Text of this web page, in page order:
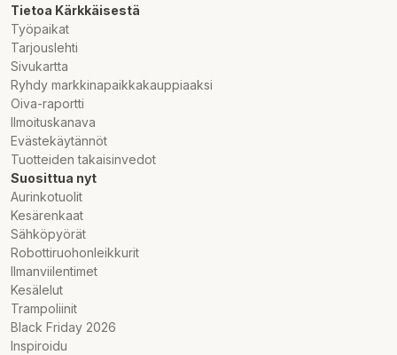
Tietoa Kärkkäisestä
Työpaikat
Tarjouslehti
Sivukartta
Ryhdy markkinapaikkakauppiaaksi
Oiva-raportti
Ilmoituskanava
Evästekäytännöt
Tuotteiden takaisinvedot
Suosittua nyt
Aurinkotuolit
Kesärenkaat
Sähköpyörät
Robottiruohonleikkurit
Ilmanviilentimet
Kesälelut
Trampoliinit
Black Friday 2026
Inspiroidu